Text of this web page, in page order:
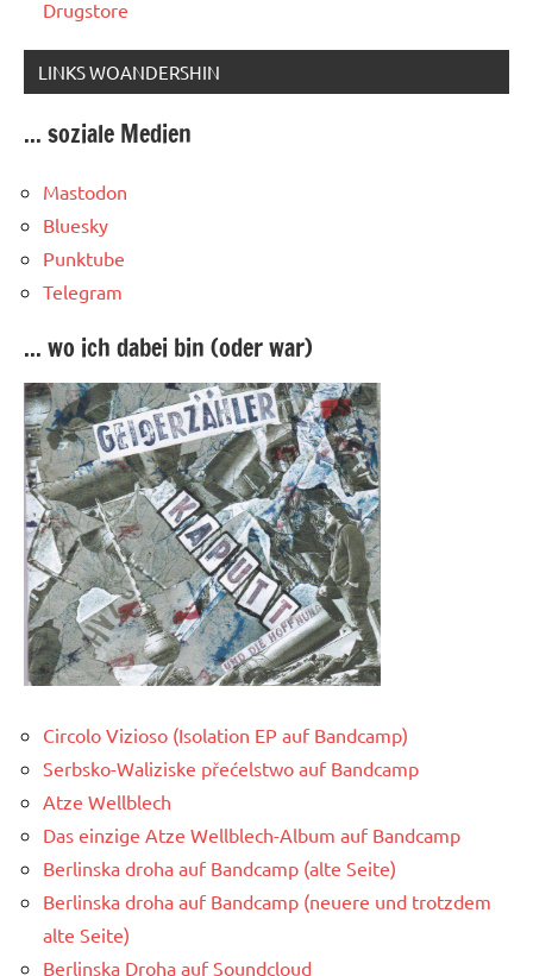
Drugstore
LINKS WOANDERSHIN
... soziale Medien
Mastodon
Bluesky
Punktube
Telegram
... wo ich dabei bin (oder war)
Circolo Vizioso (Isolation EP auf Bandcamp)
Serbsko-Waliziske přećelstwo auf Bandcamp
Atze Wellblech
Das einzige Atze Wellblech-Album auf Bandcamp
Berlinska droha auf Bandcamp (alte Seite)
Berlinska droha auf Bandcamp (neuere und trotzdem
alte Seite)
Berlinska Droha auf Soundcloud